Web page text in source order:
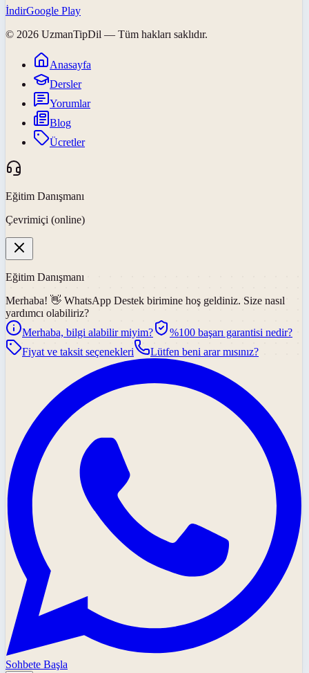
İndirGoogle Play
© 2026 UzmanTipDil — Tüm hakları saklıdır.
Anasayfa
Dersler
Yorumlar
Blog
Ücretler
Eğitim Danışmanı
Çevrimiçi (online)
Eğitim Danışmanı
Merhaba! 👋 WhatsApp Destek birimine hoş geldiniz. Size nasıl
yardımcı olabiliriz?
Merhaba, bilgi alabilir miyim?
%100 başarı garantisi nedir?
Fiyat ve taksit seçenekleri
Lütfen beni arar mısınız?
Sohbete Başla